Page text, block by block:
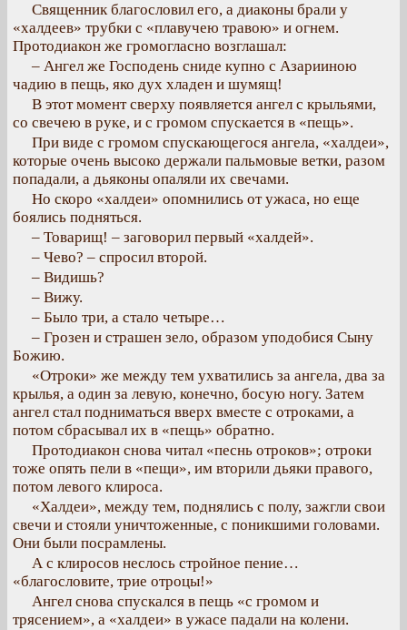
Священник благословил его, а диаконы брали у
«халдеев» трубки с «плавучею травою» и огнем.
Протодиакон же громогласно возглашал:
– Ангел же Господень сниде купно с Азарииною
чадию в пещь, яко дух хладен и шумящ!
В этот момент сверху появляется ангел с крыльями,
со свечею в руке, и с громом спускается в «пещь».
При виде с громом спускающегося ангела, «халдеи»,
которые очень высоко держали пальмовые ветки, разом
попадали, а дьяконы опаляли их свечами.
Но скоро «халдеи» опомнились от ужаса, но еще
боялись подняться.
– Товарищ! – заговорил первый «халдей».
– Чево? – спросил второй.
– Видишь?
– Вижу.
– Было три, а стало четыре…
– Грозен и страшен зело, образом уподобися Сыну
Божию.
«Отроки» же между тем ухватились за ангела, два за
крылья, а один за левую, конечно, босую ногу. Затем
ангел стал подниматься вверх вместе с отроками, а
потом сбрасывал их в «пещь» обратно.
Протодиакон снова читал «песнь отроков»; отроки
тоже опять пели в «пещи», им вторили дьяки правого,
потом левого клироса.
«Халдеи», между тем, поднялись с полу, зажгли свои
свечи и стояли уничтоженные, с поникшими головами.
Они были посрамлены.
А с клиросов неслось стройное пение…
«благословите, трие отроцы!»
Ангел снова спускался в пещь «с громом и
трясением», а «халдеи» в ужасе падали на колени.